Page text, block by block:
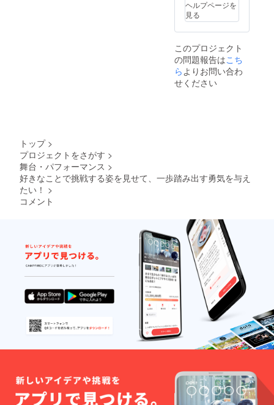
になる
があり
ます）
※備考欄
に読ま
せて頂
く際の
ご希望
おりま
ヘルプページを
見る
このプロジェクト
の問題報告はこち
ら よりお問い合わ
せください
トップ >
プロジェクトをさがす >
舞台・パフォーマンス >
好きなことで挑戦する姿を見せて、一歩踏み出す勇気を与え
たい！ >
コメント